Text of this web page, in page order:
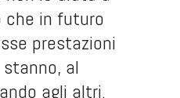
che in futuro
prestazioni
al
agli altri.